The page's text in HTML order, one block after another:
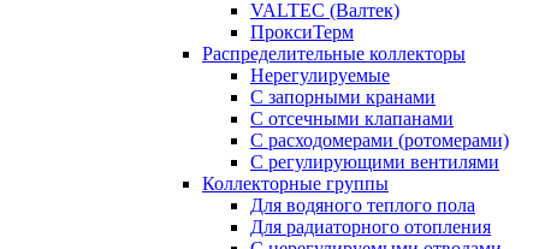
VALTEC (Валтек)
ПроксиТерм
Распределительные коллекторы
Нерегулируемые
С запорными кранами
С отсечными клапанами
С расходомерами (ротомерами)
С регулирующими вентилями
Коллекторные группы
Для водяного теплого пола
Для радиаторного отопления